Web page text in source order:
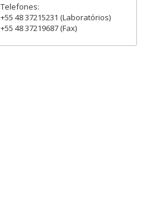
Telefones:
+55 48 37215231 (Laboratórios)
+55 48 37219687 (Fax)